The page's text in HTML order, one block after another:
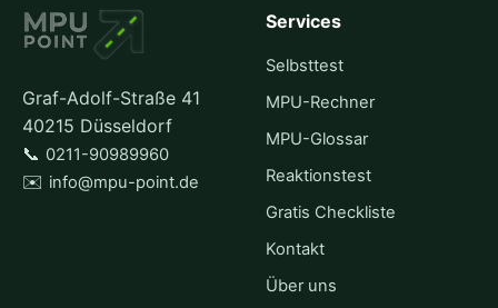
Graf-Adolf-Straße 41
40215 Düsseldorf
📞 0211-90989960
✉️ info@mpu-point.de
Services
Selbsttest
MPU-Rechner
MPU-Glossar
Reaktionstest
Gratis Checkliste
Kontakt
Über uns